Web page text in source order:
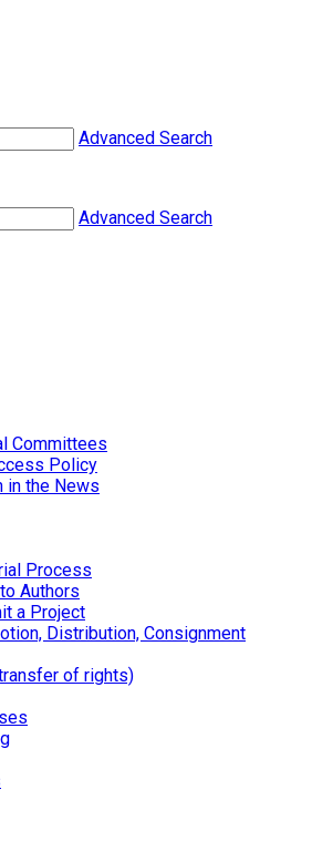
Advanced Search
Advanced Search
Committees
Policy
in the News
Process
Authors
a Project
Distribution, Consignment
of rights)